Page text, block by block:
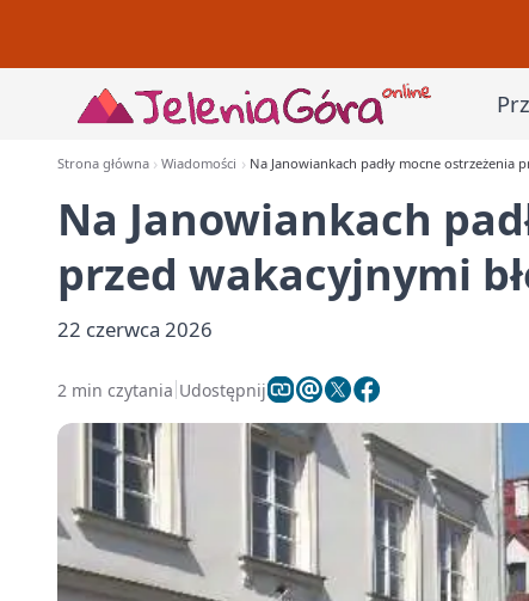
Strona główna Wiadomości Na Janowiankach padły mocne ostrzeżenia
Na Janowiankach
przed wakacyjnymi
22 czerwca 2026
2 min czytania Udostępnij